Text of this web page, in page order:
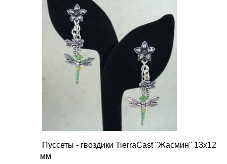
Пуссеты - гвоздики TierraCast "Жасмин" 13х12
мм